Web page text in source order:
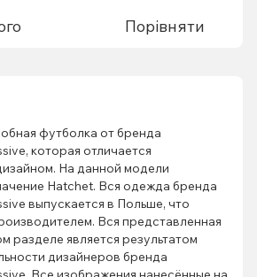
Порівняти
футболка от бренда
которая отличается
На данной модели
Hatchet. Вся одежда бренда
выпускается в Польше, что
Вся представленная
разделе является результатом
дизайнеров бренда